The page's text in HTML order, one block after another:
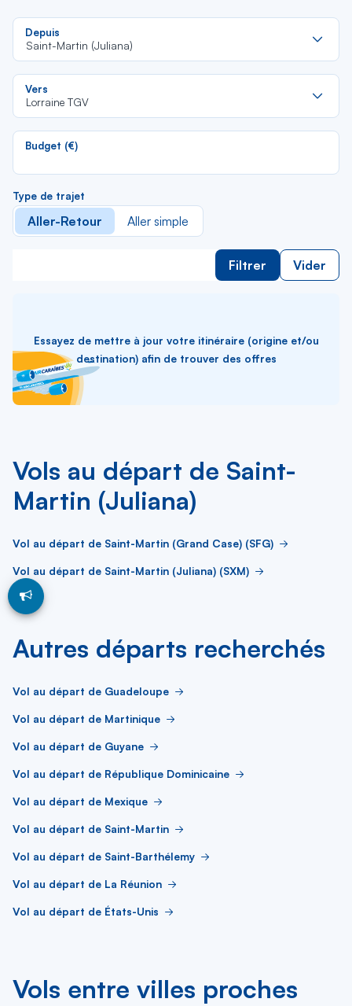
Depuis
Saint-Martin (Juliana)
Vers
Lorraine TGV
Budget (€)
Type de trajet
Aller-Retour Aller simple
Filtrer Vider
Essayez de mettre à jour votre itinéraire (origine et/ou
destination) afin de trouver des offres
Vols au départ de Saint-
Martin (Juliana)
Vol au départ de Saint-Martin (Grand Case) (SFG)
Vol au départ de Saint-Martin (Juliana) (SXM)
Autres départs recherchés
Vol au départ de Guadeloupe
Vol au départ de Martinique
Vol au départ de Guyane
Vol au départ de République Dominicaine
Vol au départ de Mexique
Vol au départ de Saint-Martin
Vol au départ de Saint-Barthélemy
Vol au départ de La Réunion
Vol au départ de États-Unis
Vols entre villes proches